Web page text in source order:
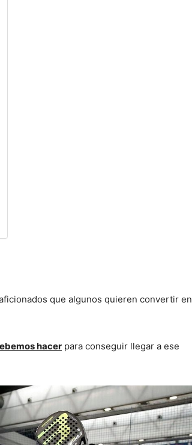
que algunos quieren convertir en
hacer para conseguir llegar a ese